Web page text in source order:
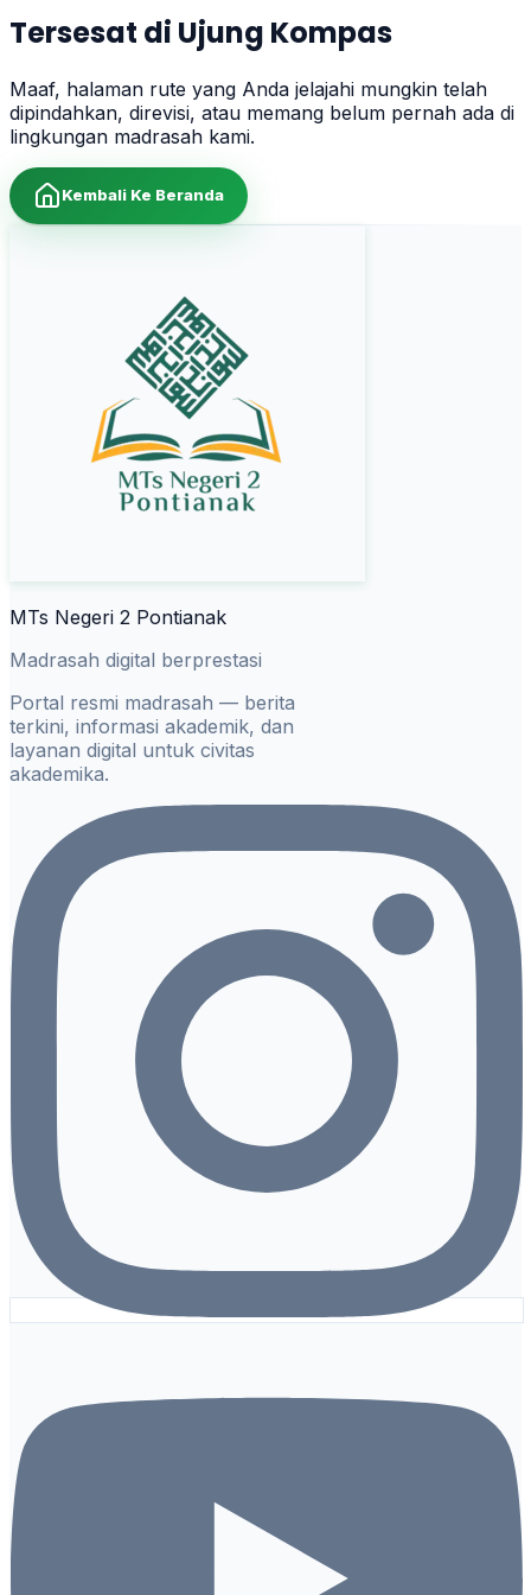
Tersesat di Ujung Kompas
Maaf, halaman rute yang Anda jelajahi mungkin telah
dipindahkan, direvisi, atau memang belum pernah ada di
lingkungan madrasah kami.
Kembali Ke Beranda
MTs Negeri 2 Pontianak
Madrasah digital berprestasi
Portal resmi madrasah — berita
terkini, informasi akademik, dan
layanan digital untuk civitas
akademika.